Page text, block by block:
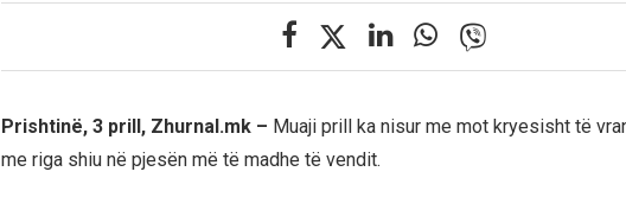
Prishtinë, 3 prill, Zhurnal.mk – Muaji prill ka nisur me mot kryesisht të
me riga shiu në pjesën më të madhe të vendit.